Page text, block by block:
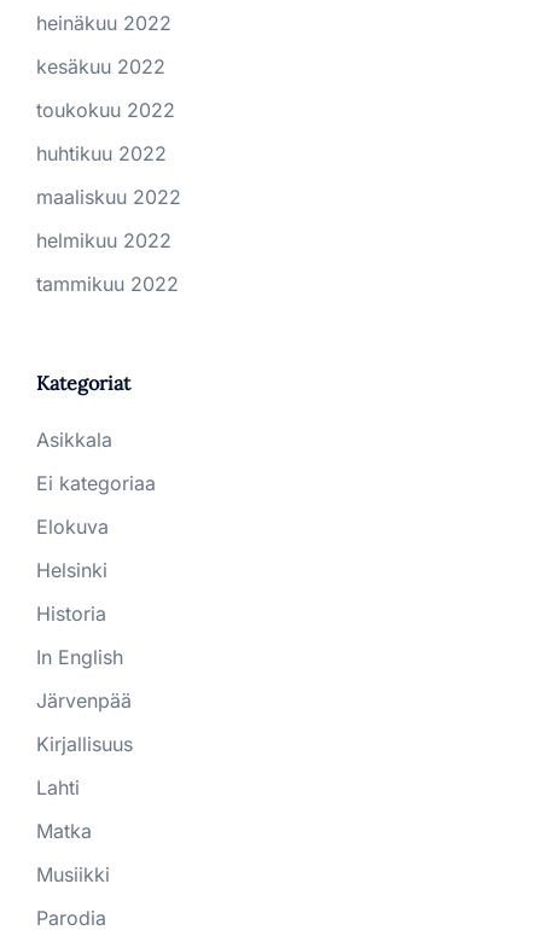
heinäkuu 2022
kesäkuu 2022
toukokuu 2022
huhtikuu 2022
maaliskuu 2022
helmikuu 2022
tammikuu 2022
Kategoriat
Asikkala
Ei kategoriaa
Elokuva
Helsinki
Historia
In English
Järvenpää
Kirjallisuus
Lahti
Matka
Musiikki
Parodia